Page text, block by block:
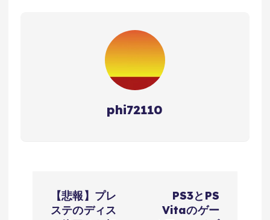
phi72110
【悲報】プレ
ステのディス
PS3とPS
Vitaのゲー